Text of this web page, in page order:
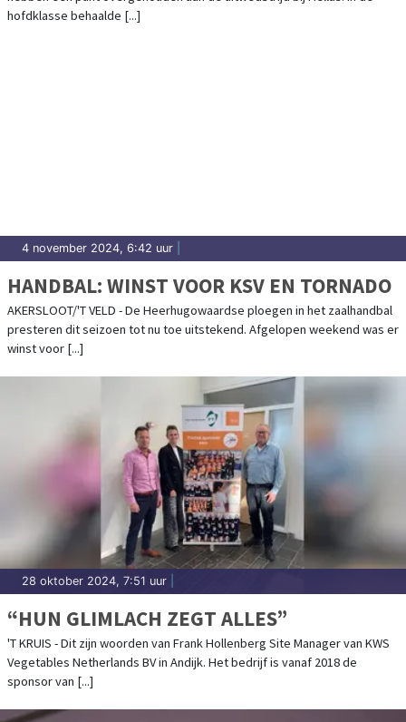
hofdklasse behaalde [...]
4 november 2024, 6:42 uur
HANDBAL: WINST VOOR KSV EN TORNADO
AKERSLOOT/'T VELD - De Heerhugowaardse ploegen in het zaalhandbal
presteren dit seizoen tot nu toe uitstekend. Afgelopen weekend was er
winst voor [...]
28 oktober 2024, 7:51 uur
“HUN GLIMLACH ZEGT ALLES”
'T KRUIS - Dit zijn woorden van Frank Hollenberg Site Manager van KWS
Vegetables Netherlands BV in Andijk. Het bedrijf is vanaf 2018 de
sponsor van [...]